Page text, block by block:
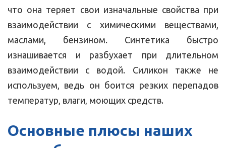
что она теряет свои изначальные свойства при
взаимодействии с химическими веществами,
маслами, бензином. Синтетика быстро
изнашивается и разбухает при длительном
взаимодействии с водой. Силикон также не
используем, ведь он боится резких перепадов
температур, влаги, моющих средств.
Основные плюсы наших